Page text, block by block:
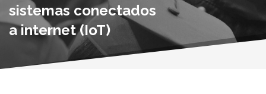
sistemas conectados
a internet (IoT)